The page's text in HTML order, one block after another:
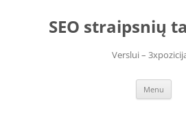
contentSEO straipsnių
Verslui –
Menu